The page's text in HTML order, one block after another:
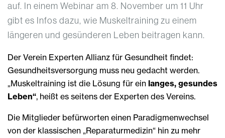
auf. In einem Webinar am 8. November um 11 Uhr
gibt es Infos dazu, wie Muskeltraining zu einem
längeren und gesünderen Leben beitragen kann.
Der Verein Experten Allianz für Gesundheit findet:
Gesundheitsversorgung muss neu gedacht werden.
„Muskeltraining ist die Lösung für ein langes, gesundes
Leben“, heißt es seitens der Experten des Vereins.
Die Mitglieder befürworten einen Paradigmenwechsel
von der klassischen „Reparaturmedizin“ hin zu mehr